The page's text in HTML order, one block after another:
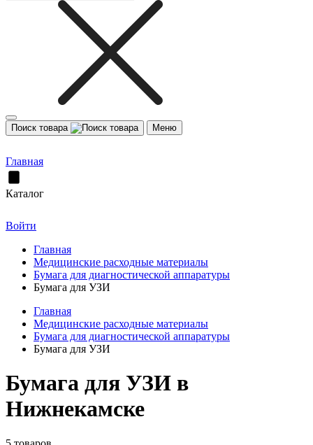
Поиск товара Меню
Главная
Каталог
Войти
Главная
Медицинские расходные материалы
Бумага для диагностической аппаратуры
Бумага для УЗИ
Главная
Медицинские расходные материалы
Бумага для диагностической аппаратуры
Бумага для УЗИ
Бумага для УЗИ в
Нижнекамске